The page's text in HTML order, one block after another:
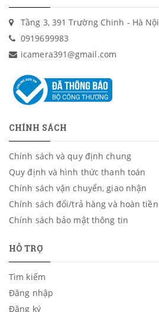
Tầng 3, 391 Trường Chinh - Hà Nội
0919699983
icamera391@gmail.com
CHÍNH SÁCH
Chính sách và quy định chung
Quy định và hình thức thanh toán
Chính sách vận chuyển, giao nhận
Chính sách đổi/trả hàng và hoàn tiền
Chính sách bảo mật thông tin
HỖ TRỢ
Tìm kiếm
Đăng nhập
Đăng ký